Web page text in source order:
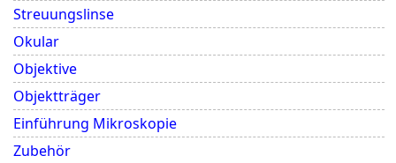
Streuungslinse
Okular
Objektive
Objektträger
Einführung Mikroskopie
Zubehör